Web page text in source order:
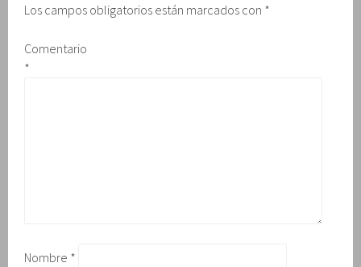
Los campos obligatorios están marcados con *
Comentario
*
Nombre *